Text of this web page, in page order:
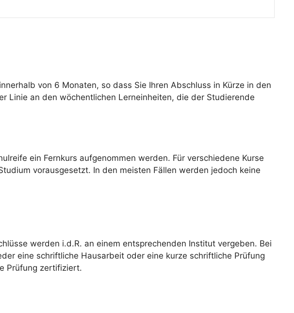
von 6 Monaten, so dass Sie Ihren Abschluss in Kürze in den
Linie an den wöchentlichen Lerneinheiten, die der Studierende
ein Fernkurs aufgenommen werden. Für verschiedene Kurse
vorausgesetzt. In den meisten Fällen werden jedoch keine
werden i.d.R. an einem entsprechenden Institut vergeben. Bei
eine schriftliche Hausarbeit oder eine kurze schriftliche Prüfung
Prüfung zertifiziert.